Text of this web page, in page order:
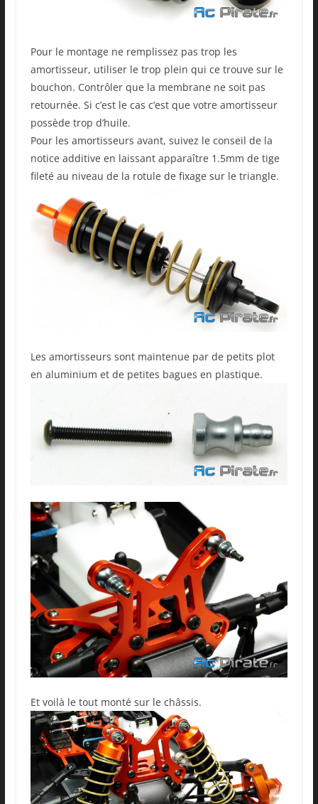
Pour le montage ne remplissez pas trop les
amortisseur, utiliser le trop plein qui ce trouve sur le
bouchon. Contrôler que la membrane ne soit pas
retournée. Si c’est le cas c’est que votre amortisseur
possède trop d’huile.
Pour les amortisseurs avant, suivez le conseil de la
notice additive en laissant apparaître 1.5mm de tige
fileté au niveau de la rotule de fixage sur le triangle.
Les amortisseurs sont maintenue par de petits plot
en aluminium et de petites bagues en plastique.
Et voilà le tout monté sur le châssis.